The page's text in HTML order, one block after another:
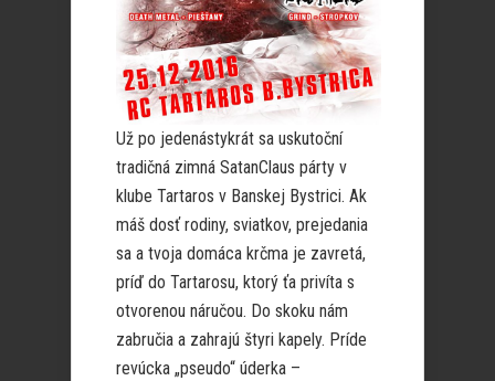
Už po jedenástykrát sa uskutoční
tradičná zimná SatanClaus párty v
klube Tartaros v Banskej Bystrici. Ak
máš dosť rodiny, sviatkov, prejedania
sa a tvoja domáca krčma je zavretá,
príď do Tartarosu, ktorý ťa privíta s
otvorenou náručou. Do skoku nám
zabručia a zahrajú štyri kapely. Príde
revúcka „pseudo“ úderka –